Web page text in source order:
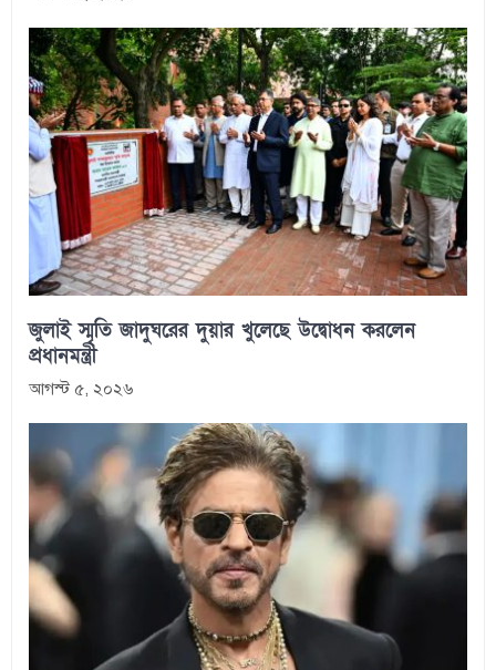
জুলাই স্মৃতি জাদুঘরের দুয়ার খুলেছে উদ্বোধন করলেন
প্রধানমন্ত্রী
আগস্ট ৫, ২০২৬